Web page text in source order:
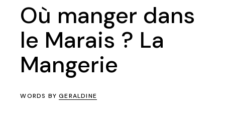
Où manger dans
le Marais ? La
Mangerie
WORDS BYGERALDINE